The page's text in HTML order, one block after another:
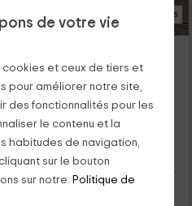
de votre vie
cookies et ceux de tiers et
pour améliorer notre site,
des fonctionnalités pour les
le contenu et la
habitudes de navigation,
sur le bouton
sur notre. Politique de
45 Photos
5 chambres
5 salles de bain
Belvédère-Campomoro, dans
profiter du sud de la Corse.